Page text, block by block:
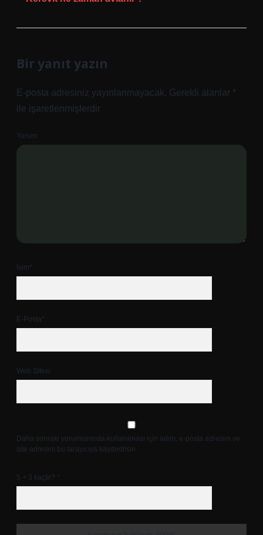
Bir yanıt yazın
E-posta adresiniz yayınlanmayacak. Gerekli alanlar *
ile işaretlenmişlerdir
Yorum
İsim*
E-Posta*
Web Sitesi
Daha sonraki yorumlarımda kullanılması için adım, e-posta adresim ve
site adresim bu tarayıcıya kaydedilsin.
5 + 3 kaçtır? *